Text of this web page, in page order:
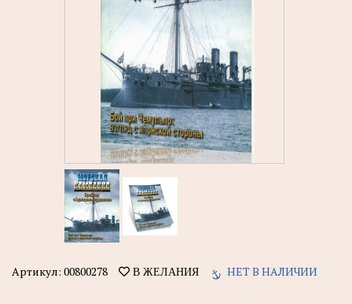
Артикул: 00800278 В ЖЕЛАНИЯ НЕТ В НАЛИЧИИ